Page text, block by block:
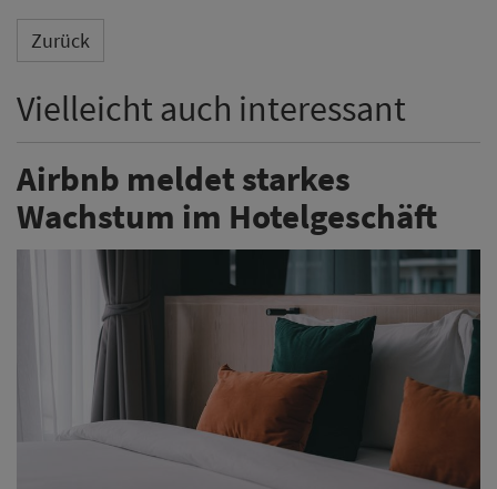
Zurück
Vielleicht auch interessant
Airbnb meldet starkes
Wachstum im Hotelgeschäft